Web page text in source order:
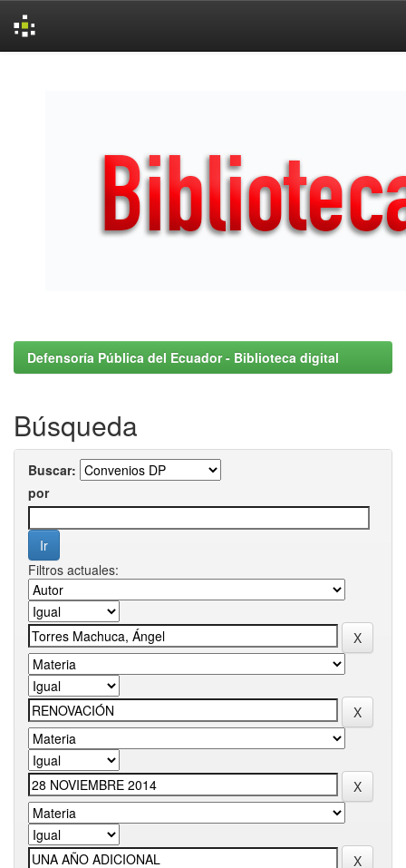
Defensoría Pública del Ecuador - Biblioteca digital
Búsqueda
Buscar:
por
Filtros actuales: